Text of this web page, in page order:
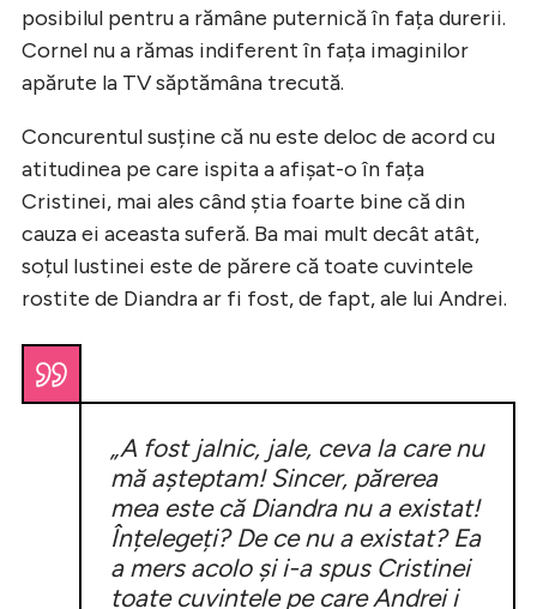
posibilul pentru a rămâne puternică în fața durerii.
Cornel nu a rămas indiferent în fața imaginilor
apărute la TV săptămâna trecută.
Concurentul susține că nu este deloc de acord cu
atitudinea pe care ispita a afișat-o în fața
Cristinei, mai ales când știa foarte bine că din
cauza ei aceasta suferă. Ba mai mult decât atât,
soțul Iustinei este de părere că toate cuvintele
rostite de Diandra ar fi fost, de fapt, ale lui Andrei.
„A fost jalnic, jale, ceva la care nu
mă așteptam! Sincer, părerea
mea este că Diandra nu a existat!
Înțelegeți? De ce nu a existat? Ea
a mers acolo și i-a spus Cristinei
toate cuvintele pe care Andrei i